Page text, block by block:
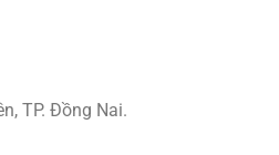
TP. Đồng Nai.